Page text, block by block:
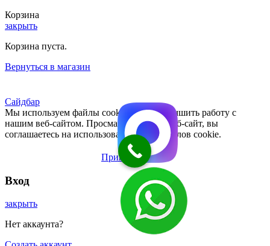
Корзина
закрыть
Корзина пуста.
Вернуться в магазин
Сайдбар
Мы используем файлы cookie, чтобы улучшить работу с
нашим веб-сайтом. Просматривая этот веб-сайт, вы
соглашаетесь на использование нами файлов cookie.
Принять
Вход
закрыть
Нет аккаунта?